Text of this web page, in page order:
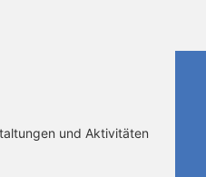
und Aktivitäten